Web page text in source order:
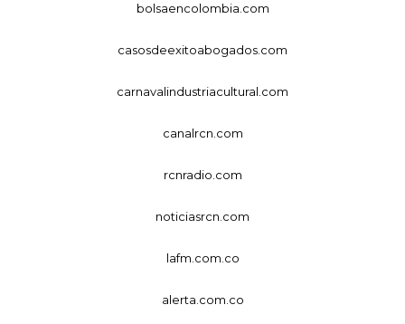
bolsaencolombia.com
casosdeexitoabogados.com
carnavalindustriacultural.com
canalrcn.com
rcnradio.com
noticiasrcn.com
lafm.com.co
alerta.com.co